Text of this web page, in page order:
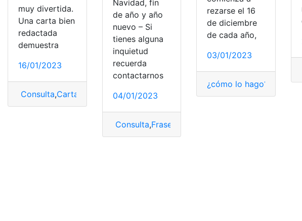
muy divertida.
Una carta bien
redactada
demuestra
16/01/2023
Consulta,Cartas de Navidad para amigos Cartas de Navidad para familia
Navidad, fin
de año y año
nuevo – Si
tienes alguna
inquietud
recuerda
contactarnos
04/01/2023
Consulta,Frases
rezarse el 16
de diciembre
de cada año,
03/01/2023
¿cómo lo hago? Novena,